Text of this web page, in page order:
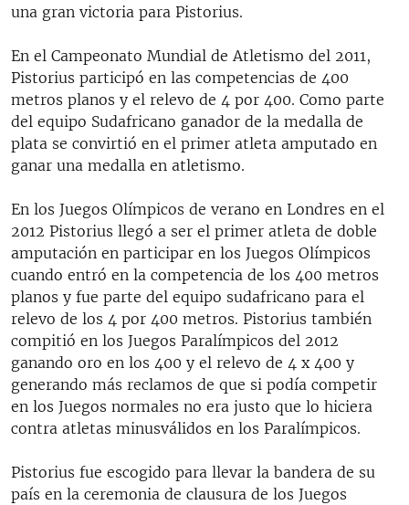
una gran victoria para Pistorius.
En el Campeonato Mundial de Atletismo del 2011,
Pistorius participó en las competencias de 400
metros planos y el relevo de 4 por 400. Como parte
del equipo Sudafricano ganador de la medalla de
plata se convirtió en el primer atleta amputado en
ganar una medalla en atletismo.
En los Juegos Olímpicos de verano en Londres en el
2012 Pistorius llegó a ser el primer atleta de doble
amputación en participar en los Juegos Olímpicos
cuando entró en la competencia de los 400 metros
planos y fue parte del equipo sudafricano para el
relevo de los 4 por 400 metros. Pistorius también
compitió en los Juegos Paralímpicos del 2012
ganando oro en los 400 y el relevo de 4 x 400 y
generando más reclamos de que si podía competir
en los Juegos normales no era justo que lo hiciera
contra atletas minusválidos en los Paralímpicos.
Pistorius fue escogido para llevar la bandera de su
país en la ceremonia de clausura de los Juegos